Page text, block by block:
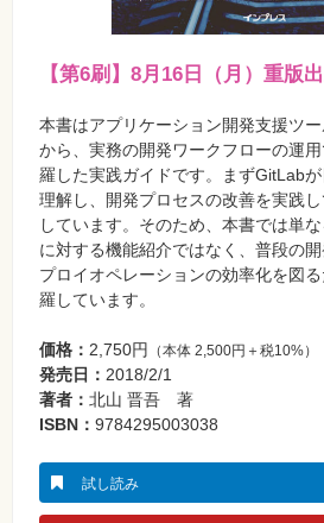
【第6刷】8月16日（月）重版
本書はアプリケーション開発支援ツ
から、実務の開発ワークフローの運
羅した実践ガイドです。まずGitLab
理解し、開発プロセスの改善を実践
しています。そのため、本書では単
に対する機能紹介ではなく、普段の
プロイオペレーションの効率化を図
羅しています。
価格： 2,750円 （本体 2,500円＋税10%）
発売日： 2018/2/1
著者： 北山 晋吾 著
ISBN： 9784295003038
試し読み